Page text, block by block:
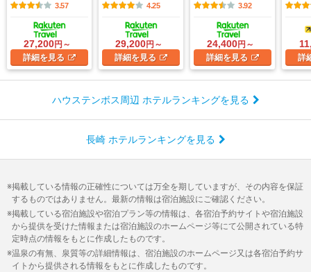
3.57
27,200円～
詳細を見る
4.25
29,200円～
詳細を見る
3.92
24,400円～
詳細を見る 詳
ハウステンボス周辺 ホテルランキングを見る
長崎 ホテルランキングを見る
掲載している情報の正確性については万全を期していますが、その内容を保証
するものではありません。最新の情報は宿泊施設にご確認ください。
掲載している宿泊施設や宿泊プラン等の情報は、各宿泊予約サイトや宿泊施設
から提供を受けた情報または宿泊施設のホームページ等にて公開されている特
定時点の情報をもとに作成したものです。
温泉の有無、泉質等の詳細情報は、宿泊施設のホームページ又は各宿泊予約サ
イトから提供される情報をもとに作成したものです。